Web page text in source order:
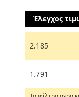
Έλεγχος
2.185
1.791